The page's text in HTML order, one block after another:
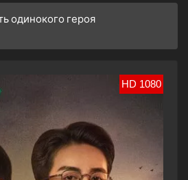
одинокого героя
HD 1080